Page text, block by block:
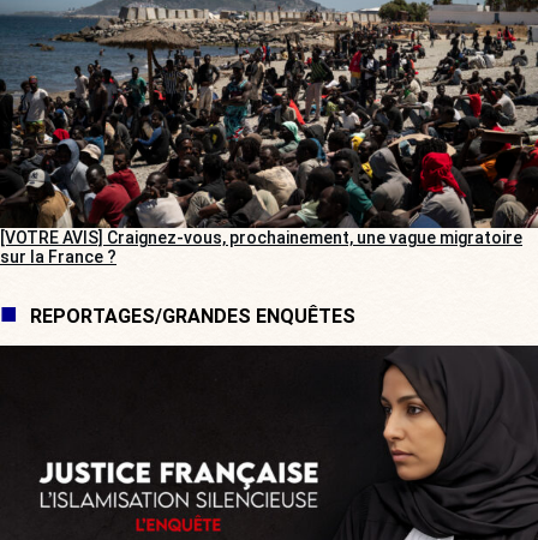
[VOTRE AVIS] Craignez-vous, prochainement, une vague migratoire
sur la France ?
REPORTAGES/GRANDES ENQUÊTES